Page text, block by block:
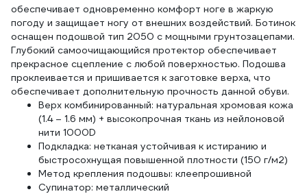
обеспечивает одновременно комфорт ноге в жаркую
погоду и защищает ногу от внешних воздействий. Ботинок
оснащен подошвой тип 2050 с мощными грунтозацепами.
Глубокий самоочищающийся протектор обеспечивает
прекрасное сцепление с любой поверхностью. Подошва
проклеивается и пришивается к заготовке верха, что
обеспечивает дополнительную прочность данной обуви.
Верх комбинированный: натуральная хромовая кожа
(1.4 – 1.6 мм) + высокопрочная ткань из нейлоновой
нити 1000D
Подкладка: нетканая устойчивая к истиранию и
быстросохнущая повышенной плотности (150 г/м2)
Метод крепления подошвы: клеепрошивной
Супинатор: металлический